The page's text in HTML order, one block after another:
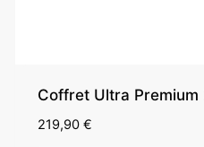
Coffret Ultra Premium
219,90 €